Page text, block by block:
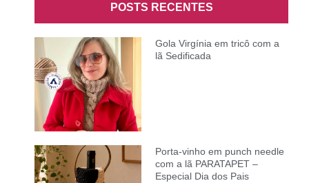
POSTS RECENTES
Gola Virgínia em tricô com a
lã Sedificada
Porta-vinho em punch needle
com a lã PARATAPET –
Especial Dia dos Pais